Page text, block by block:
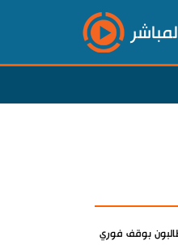
يطالبون بوقف فوري